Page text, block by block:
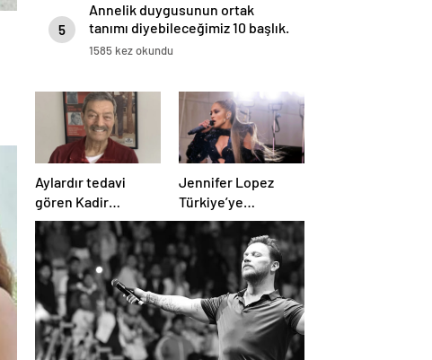
5
Annelik duygusunun ortak
tanımı diyebileceğimiz 10 başlık.
1585 kez okundu
Aylardır tedavi
gören Kadir
İnanır’ın son hali
ortaya çıktı
Jennifer Lopez
Türkiye’ye
gelmeden konser
biletlerine zam
geldi